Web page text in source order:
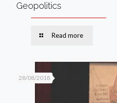
Geopolitics
Read more
28/08/2018